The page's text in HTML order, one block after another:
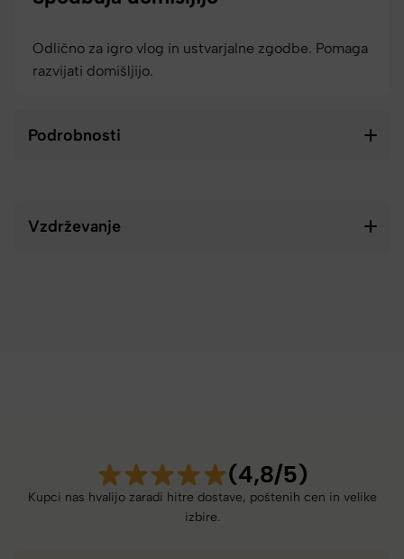
Odlično za igro vlog in ustvarjalne zgodbe. Pomaga
razvijati domišljijo.
Podrobnosti
Vzdrževanje
(4,8/5)
Kupci nas hvalijo zaradi hitre dostave, poštenih cen in velike
izbire.